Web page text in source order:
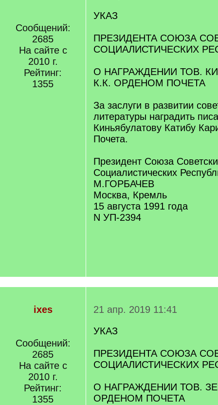
Сообщений:
2685
На сайте с
2010 г.
Рейтинг:
1355
УКАЗ
ПРЕЗИДЕНТА СОЮЗА
СОЦИАЛИСТИЧЕСКИХ
О НАГРАЖДЕНИИ ТОВ.
К.К. ОРДЕНОМ ПОЧЕТА
За заслуги в развитии
литературы наградить
Киньябулатову Катибу
Почета.
Президент Союза
Социалистических
М.ГОРБАЧЕВ
Москва, Кремль
15 августа 1991 года
N УП-2394
ixes
Сообщений:
2685
На сайте с
2010 г.
Рейтинг:
1355
21 апр. 2019 11:41
УКАЗ
ПРЕЗИДЕНТА СОЮЗА
СОЦИАЛИСТИЧЕСКИХ
О НАГРАЖДЕНИИ ТОВ.
ОРДЕНОМ ПОЧЕТА